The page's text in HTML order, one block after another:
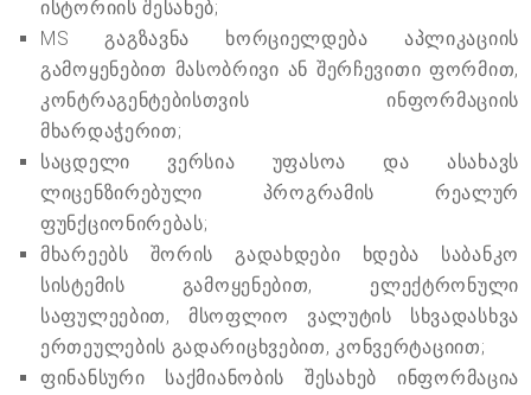
ისტორიის შესახებ;
MS გაგზავნა ხორციელდება აპლიკაციის
გამოყენებით მასობრივი ან შერჩევითი ფორმით,
კონტრაგენტებისთვის ინფორმაციის
მხარდაჭერით;
საცდელი ვერსია უფასოა და ასახავს
ლიცენზირებული პროგრამის რეალურ
ფუნქციონირებას;
მხარეებს შორის გადახდები ხდება საბანკო
სისტემის გამოყენებით, ელექტრონული
საფულეებით, მსოფლიო ვალუტის სხვადასხვა
ერთეულების გადარიცხვებით, კონვერტაციით;
ფინანსური საქმიანობის შესახებ ინფორმაცია